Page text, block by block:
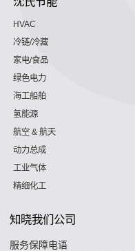
HVAC
冷链/冷藏
家电/食品
绿色电力
海工船舶
氢能源
航空 & 航天
动力总成
工业气体
精细化工
知晓我们公司
服务保障电语